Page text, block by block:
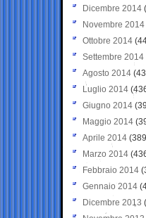
Dicembre 2014
Novembre 2014
Ottobre 2014
Settembre 2014
Agosto 2014
Luglio 2014
Giugno 2014
Maggio 2014
Aprile 2014
Marzo 2014
Febbraio 2014
Gennaio 2014
Dicembre 2013